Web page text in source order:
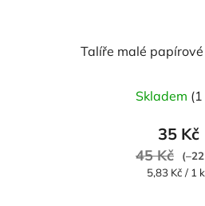
Talíře malé papírové
Skladem (1
35 Kč
45 Kč
Měrná
5,83 Kč / 1